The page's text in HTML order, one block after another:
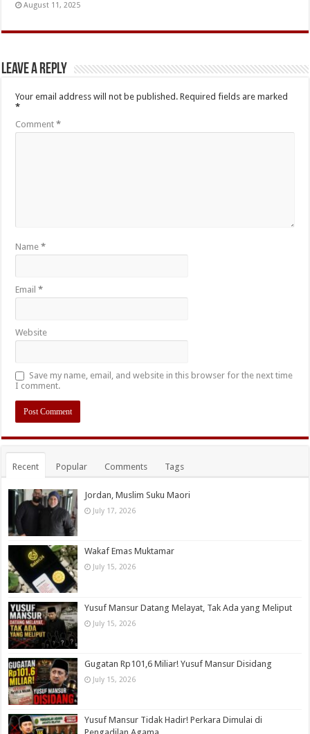
August 11, 2025
Leave a Reply
Your email address will not be published. Required fields are marked
*
Comment*
Name*
Email*
Website
Save my name, email, and website in this browser for the next time
I comment.
Recent Popular Comments Tags
Jordan, Muslim Suku Maori
July 17, 2026
Wakaf Emas Muktamar
July 15, 2026
Yusuf Mansur Datang Melayat, Tak Ada yang Meliput
July 15, 2026
Gugatan Rp101,6 Miliar! Yusuf Mansur Disidang
July 15, 2026
Yusuf Mansur Tidak Hadir! Perkara Dimulai di